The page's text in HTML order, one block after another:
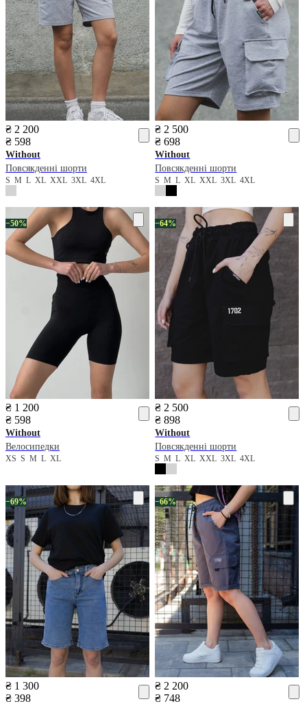
₴ 2 200
₴ 598
Without
Повсякденні шорти
S M L XL XXL 3XL 4XL
₴ 2 500
₴ 698
Without
Повсякденні шорти
SMLXLXXL3XL4XL
−50%
₴ 1 200
₴ 598
Without
Велосипедки
XS S M L XL
−64%
₴ 2 500
₴ 898
Without
Повсякденні шорти
SMLXLXXL3XL4XL
−69%
₴ 1 300
₴ 398
−66%
₴ 2 200
₴ 748